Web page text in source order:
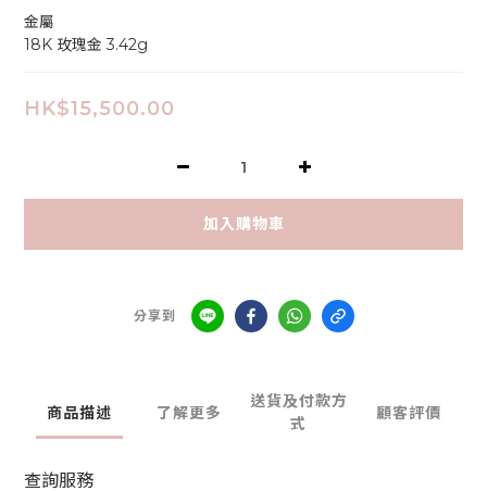
金屬
18K 玫瑰金 3.42g
HK$15,500.00
加入購物車
分享到
商品描述 了解更多
送貨及付款方
式
顧客評價
查詢服務